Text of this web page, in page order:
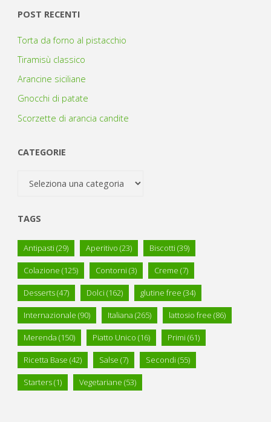
POST RECENTI
Torta da forno al pistacchio
Tiramisù classico
Arancine siciliane
Gnocchi di patate
Scorzette di arancia candite
CATEGORIE
TAGS
Antipasti (29) Aperitivo (23) Biscotti (39)
Colazione (125) Contorni (3) Creme (7)
Desserts(47) Dolci (162) glutine free (34)
Internazionale (90) Italiana (265) lattosio free (86)
Merenda (150) Piatto Unico (16) Primi (61)
Ricetta Base (42) Salse (7) Secondi (55)
Starters(1) Vegetariane (53)